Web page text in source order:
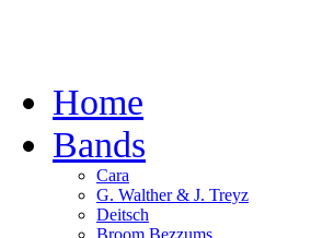
Home
Bands
Cara
G. Walther & J. Treyz
Deitsch
Broom Bezzums